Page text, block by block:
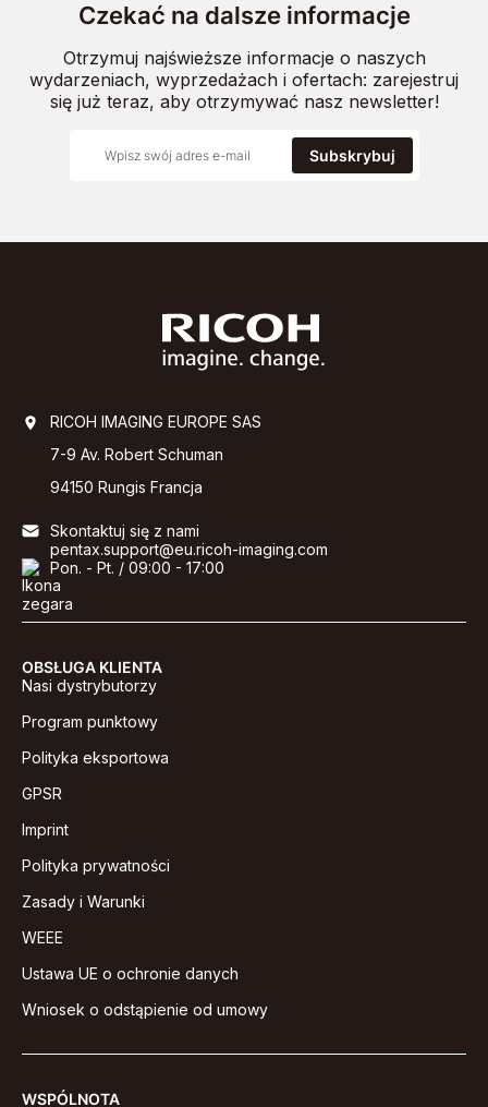
Czekać na dalsze informacje
Otrzymuj najświeższe informacje o naszych
wydarzeniach, wyprzedażach i ofertach: zarejestruj
się już teraz, aby otrzymywać nasz newsletter!
Subskrybuj
RICOH IMAGING EUROPE SAS
7-9 Av. Robert Schuman
94150 Rungis Francja
Skontaktuj się z nami
pentax.support@eu.ricoh-imaging.com
Pon. - Pt. / 09:00 - 17:00
OBSŁUGA KLIENTA
Nasi dystrybutorzy
Program punktowy
Polityka eksportowa
GPSR
Imprint
Polityka prywatności
Zasady i Warunki
WEEE
Ustawa UE o ochronie danych
Wniosek o odstąpienie od umowy
WSPÓLNOTA